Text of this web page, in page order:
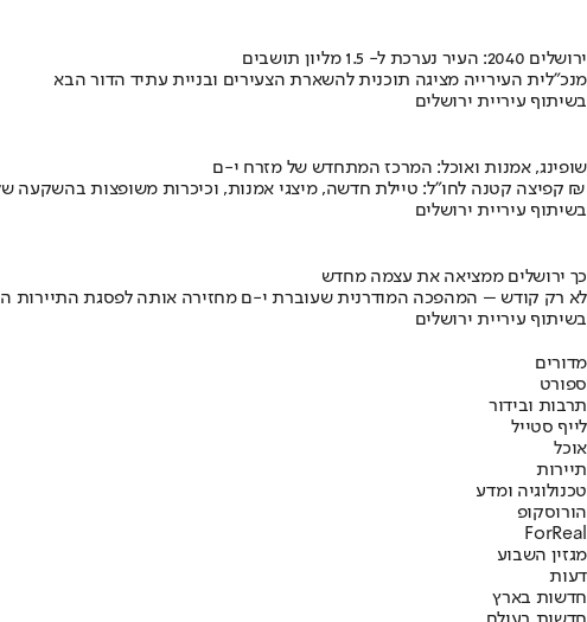
ירושלים 2040: העיר נערכת ל- 1.5 מליון תושבים
מנכ"לית העירייה מציגה תוכנית להשארת הצעירים ובניית עתיד הדור הבא
בשיתוף עיריית ירושלים
שופינג, אמנות ואוכל: המרכז המתחדש של מזרח י-ם
קפיצה קטנה לחו"ל: טיילת חדשה, מיצגי אמנות, וכיכרות משופצות בהשקעה של 100 מיליון ₪
בשיתוף עיריית ירושלים
כך ירושלים ממציאה את עצמה מחדש
לא רק קודש – המהפכה המודרנית שעוברת י-ם מחזירה אותה לפסגת התיירות
בשיתוף עיריית ירושלים
מדורים
ספורט
תרבות ובידור
לייף סטייל
אוכל
תיירות
טכנולוגיה ומדע
הורוסקופ
ForReal
מגזין השבוע
דעות
חדשות בארץ